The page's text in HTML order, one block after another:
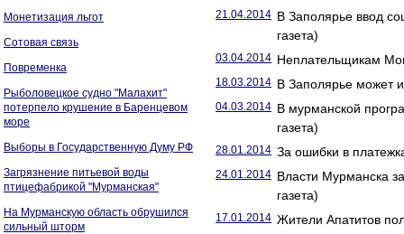
Монетизация льгот
Сотовая связь
Повременка
Рыболовецкое судно "Малахит"
потерпело крушение в Баренцевом
море
Выборы в Государственную Думу РФ
Загрязнение питьевой воды
птицефабрикой "Мурманская"
На Мурманскую область обрушился
сильный шторм
21.04.2014 В Заполярье ввод
газета)
03.04.2014 Неплательщикам
18.03.2014 В Заполярье может
04.03.2014 В мурманской
газета)
28.01.2014 За ошибки в
24.01.2014 Власти Мурманска
газета)
17.01.2014 Жители Апатитов